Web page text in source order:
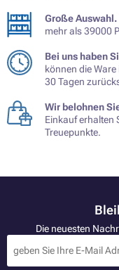
Große Auswahl.
mehr als 39000
Bei uns haben
können die
30 Tagen
Wir belohnen
Einkauf erhalten
Treuepunkte.
Die neuesten